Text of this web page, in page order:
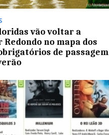
vão voltar a
Redondo no mapa dos
de passagem